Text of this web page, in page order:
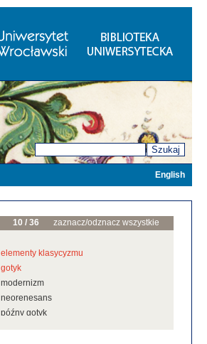
Szukaj
English
10 / 36 zaznacz/odznacz wszystkie
elementy klasycyzmu
gotyk
modernizm
neorenesans
późny gotyk